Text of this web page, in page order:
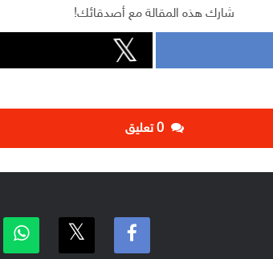
شارك هذه المقالة مع أصدقائك!
‫0 تعليق